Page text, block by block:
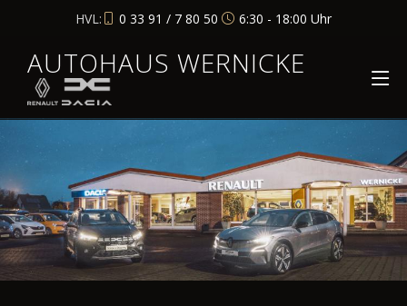
HVL: 0 33 91 / 7 80 50 6:30 - 18:00 Uhr
AUTOHAUS WERNICKE